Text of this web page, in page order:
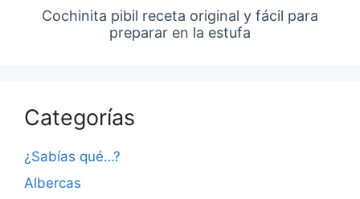
Cochinita pibil receta original y fácil para
preparar en la estufa
Categorías
¿Sabías qué…?
Albercas